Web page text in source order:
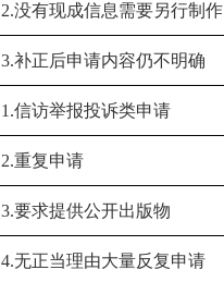
2.没有现成信息需要另行制作
3.补正后申请内容仍不明确
1.信访举报投诉类申请
2.重复申请
3.要求提供公开出版物
4.无正当理由大量反复申请